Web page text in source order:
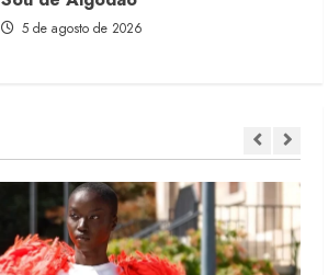
5 de agosto de 2026
Projeto testa passaporte digital na